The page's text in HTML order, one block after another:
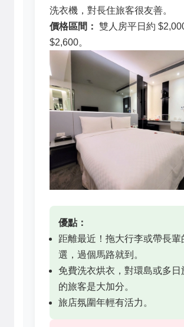
洗衣機，對長住旅客很友善。
價格區間： 雙人房平日約
$2,600。
優點：
距離最近！拖大行李或帶長輩
選，過個馬路就到。
免費洗衣烘衣，對環島或多日
的旅客是大加分。
旅店氛圍年輕有活力。